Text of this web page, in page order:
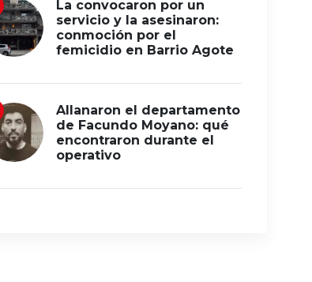
La convocaron por un
servicio y la asesinaron:
conmoción por el
femicidio en Barrio Agote
Allanaron el departamento
de Facundo Moyano: qué
encontraron durante el
operativo